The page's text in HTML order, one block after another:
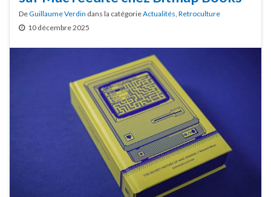
DeGuillaume Verdin dans la catégorieActualités Retroculture
10 décembre 2025